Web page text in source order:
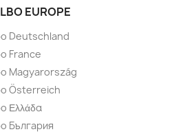
EUROPE
Deutschland
France
Magyarország
Österreich
Ελλάδα
България